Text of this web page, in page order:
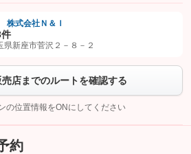
トを友だち追加してから「許可する」ボタンを押
タンをタップして問い合わせを
こちら
株式会社Ｎ＆Ｉ
県新座市菅沢２－８－２
店までのルートを確認する
の位置情報をONにしてください
約